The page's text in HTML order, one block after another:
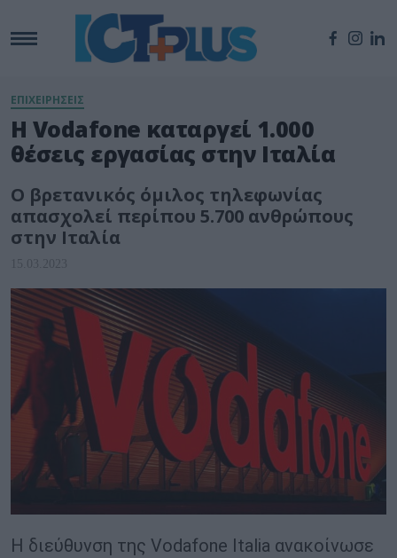
ΕΠΙΧΕΙΡΗΣΕΙΣ
Η Vodafone καταργεί 1.000
θέσεις εργασίας στην Ιταλία
Ο βρετανικός όμιλος τηλεφωνίας
απασχολεί περίπου 5.700 ανθρώπους
στην Ιταλία
15.03.2023
Η διεύθυνση της Vodafone Italia ανακοίνωσε